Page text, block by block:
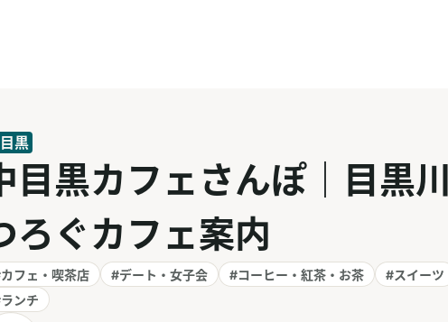
黒
目黒カフェさんぽ｜目黒
ろぐカフェ案内
フェ・喫茶店 #デート・女子会 #コーヒー・紅茶・お茶 #スイーツ
ンチ